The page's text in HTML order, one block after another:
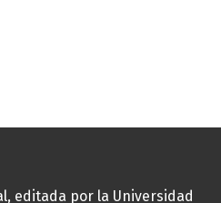
editada por la Universidad